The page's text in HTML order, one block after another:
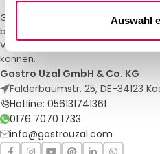
Auswahl
Gastro Uzal – Ihr Spezialist für
bieten maßgeschneiderte
Veranstaltungen. Qualität und
können.
Gastro Uzal GmbH & Co. KG
Falderbaumstr. 25, DE-34123
Hotline: 056131741361
0176 7070 1733
info@gastrouzal.com